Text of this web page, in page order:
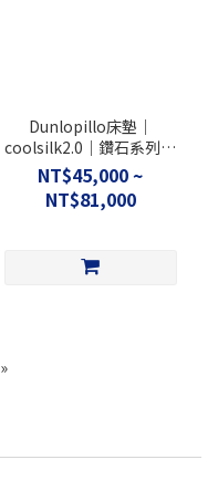
Dunlopillo床墊｜
coolsilk2.0｜鑽石系列｜
Paradise Dreams
NT$45,000 ~
NT$81,000
»